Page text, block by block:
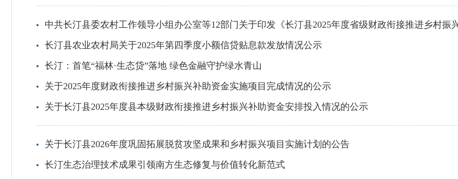
中共长汀县委农村工作领导小组办公室等12部门关于印发《长汀县2025年度省级财政衔接推进乡村振兴补助资
长汀县农业农村局关于2025年第四季度小额信贷贴息款发放情况公示
长汀：首笔“福林·生态贷”落地 绿色金融守护绿水青山
关于2025年度财政衔接推进乡村振兴补助资金实施项目完成情况的公示
关于长汀县2025年度县本级财政衔接推进乡村振兴补助资金安排投入情况的公示
关于长汀县2026年度巩固拓展脱贫攻坚成果和乡村振兴项目实施计划的公告
长汀生态治理技术成果引领南方生态修复与价值转化新范式